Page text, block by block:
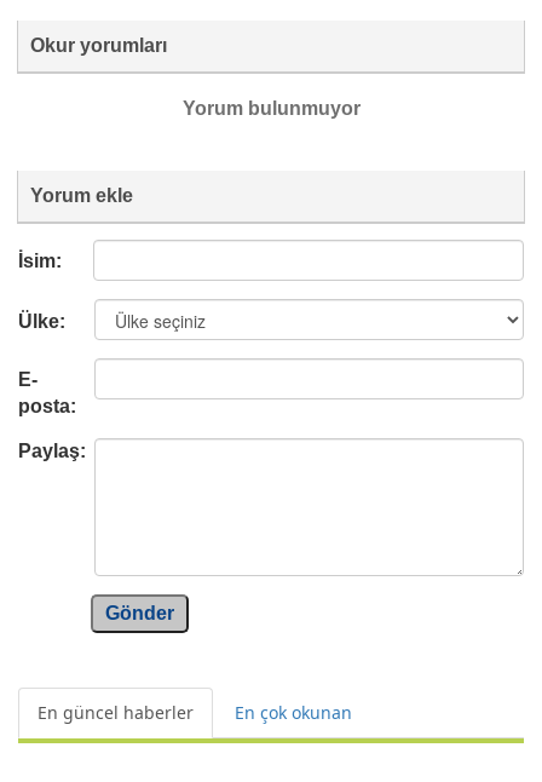
Okur yorumları
Yorum bulunmuyor
Yorum ekle
İsim:
Ülke:
E-
posta:
Paylaş:
Gönder
En güncel haberler En çok okunan